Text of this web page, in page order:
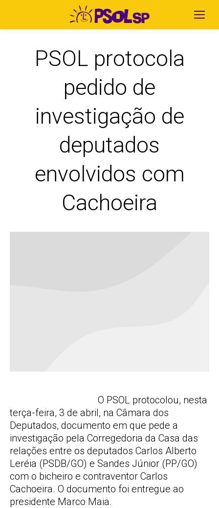
PSOL protocola
pedido de
investigação de
deputados
envolvidos com
Cachoeira
O PSOL protocolou, nesta
terça-feira, 3 de abril, na Câmara dos
Deputados, documento em que pede a
investigação pela Corregedoria da Casa das
relações entre os deputados Carlos Alberto
Leréia (PSDB/GO) e Sandes Júnior (PP/GO)
com o bicheiro e contraventor Carlos
Cachoeira. O documento foi entregue ao
presidente Marco Maia.